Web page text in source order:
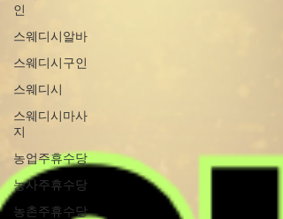
인
스웨디시알바
스웨디시구인
스웨디시
스웨디시마사
지
농업주휴수당
농사주휴수당
농촌주휴수당